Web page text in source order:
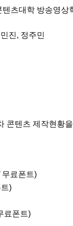
츠대학 방송영상
진, 정주민
콘텐츠 제작현황
무료폰트)
)
료폰트)